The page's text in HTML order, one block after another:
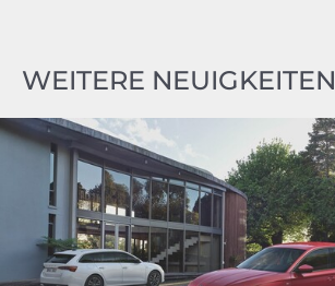
WEITERE NEUIGKEITEN